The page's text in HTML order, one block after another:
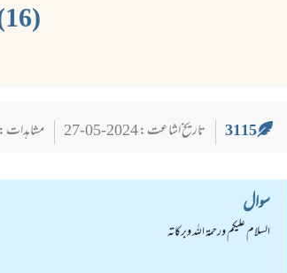
(16) ہندو اور مسلمان کے درمیاں سودی لیں دین
3115 تاریخ اشاعت : 2024-05-27 مشاہدات : 2589
سوال
السلام عليكم ورحمة الله وبركاته